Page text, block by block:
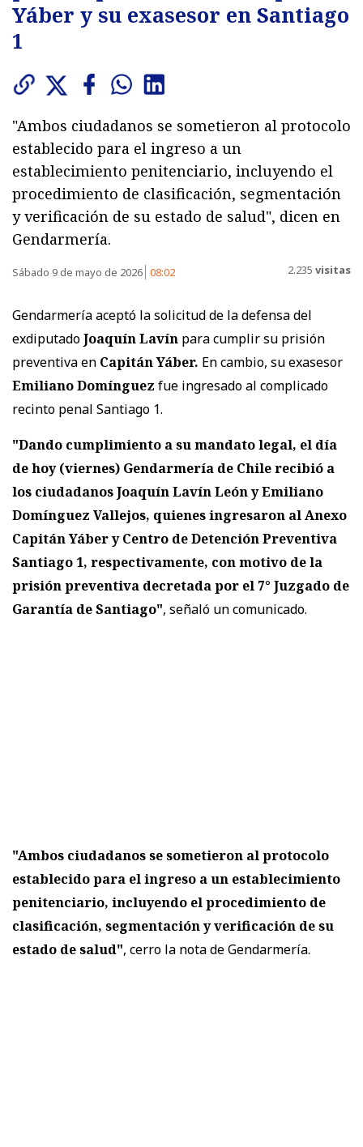
Yáber y su exasesor en Santiago
1
"Ambos ciudadanos se sometieron al protocolo
establecido para el ingreso a un
establecimiento penitenciario, incluyendo el
procedimiento de clasificación, segmentación
y verificación de su estado de salud", dicen en
Gendarmería.
Sábado 9 de mayo de 2026 08:02 2.235 visitas
Gendarmería aceptó la solicitud de la defensa del
exdiputadoJoaquín Lavín para cumplir su prisión
preventiva en Capitán Yáber. En cambio, su exasesor
Emiliano Domínguez fue ingresado al complicado
recinto penal Santiago 1.
"Dando cumplimiento a su mandato legal, el día
de hoy (viernes) Gendarmería de Chile recibió a
los ciudadanos Joaquín Lavín León y Emiliano
Domínguez Vallejos, quienes ingresaron al Anexo
Capitán Yáber y Centro de Detención Preventiva
Santiago 1, respectivamente, con motivo de la
prisión preventiva decretada por el 7° Juzgado de
Garantía de Santiago", señaló un comunicado.
"Ambos ciudadanos se sometieron al protocolo
establecido para el ingreso a un establecimiento
penitenciario, incluyendo el procedimiento de
clasificación, segmentación y verificación de su
estado de salud", cerro la nota de Gendarmería.